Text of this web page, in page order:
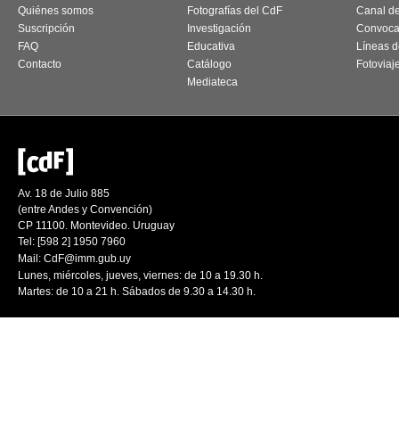
Quiénes somos
Suscripción
FAQ
Contacto
Fotografías del CdF
Investigación
Educativa
Catálogo
Mediateca
Canal
Líneas
Av. 18 de Julio 885
(entre Andes y Convención)
CP 11100. Montevideo. Uruguay
Tel: [598 2] 1950 7960
Mail: CdF@imm.gub.uy
Lunes, miércoles, jueves, viernes: de 10 a 19.30 h.
Martes: de 10 a 21 h. Sábados de 9.30 a 14.30 h.